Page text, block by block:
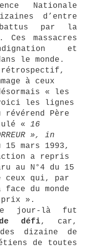
Nationale
d’entre
par la
Ces massacres
et
le monde.
rétrospectif,
à ceux
« les
les lignes
Père
« 16
», in
15 mars 1993,
a repris
au N°4 du 15
ceux qui, par
du monde
prix ».
jour-là fut
de défi, car,
dizaine de
de toutes